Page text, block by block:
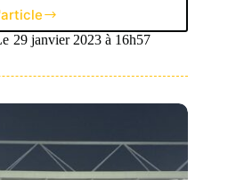
Romain
Samson,
de
Pays
Cassel
«
29 janvier 2023 à 16h57